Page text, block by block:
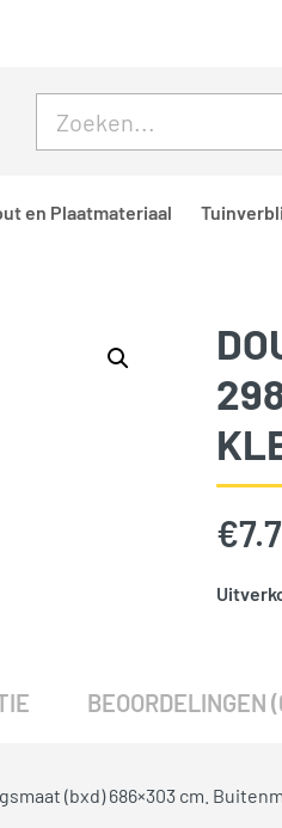
en Plaatmateriaal
€
BEOORDELINGEN
(bxd) 686×303 cm.